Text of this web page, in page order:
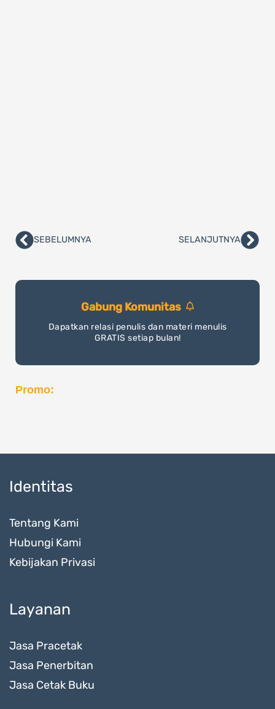
PrevSEBELUMNYA SELANJUTNYA
Gabung Komunitas
Dapatkan relasi penulis dan materi menulis
GRATIS setiap bulan!
Promo:
Identitas
Tentang Kami
Hubungi Kami
Kebijakan Privasi
Layanan
Jasa Pracetak
Jasa Penerbitan
Jasa Cetak Buku